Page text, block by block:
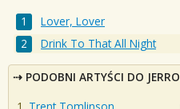
Lover, Lover
Drink To That All Night
PODOBNI ARTYŚCI DO